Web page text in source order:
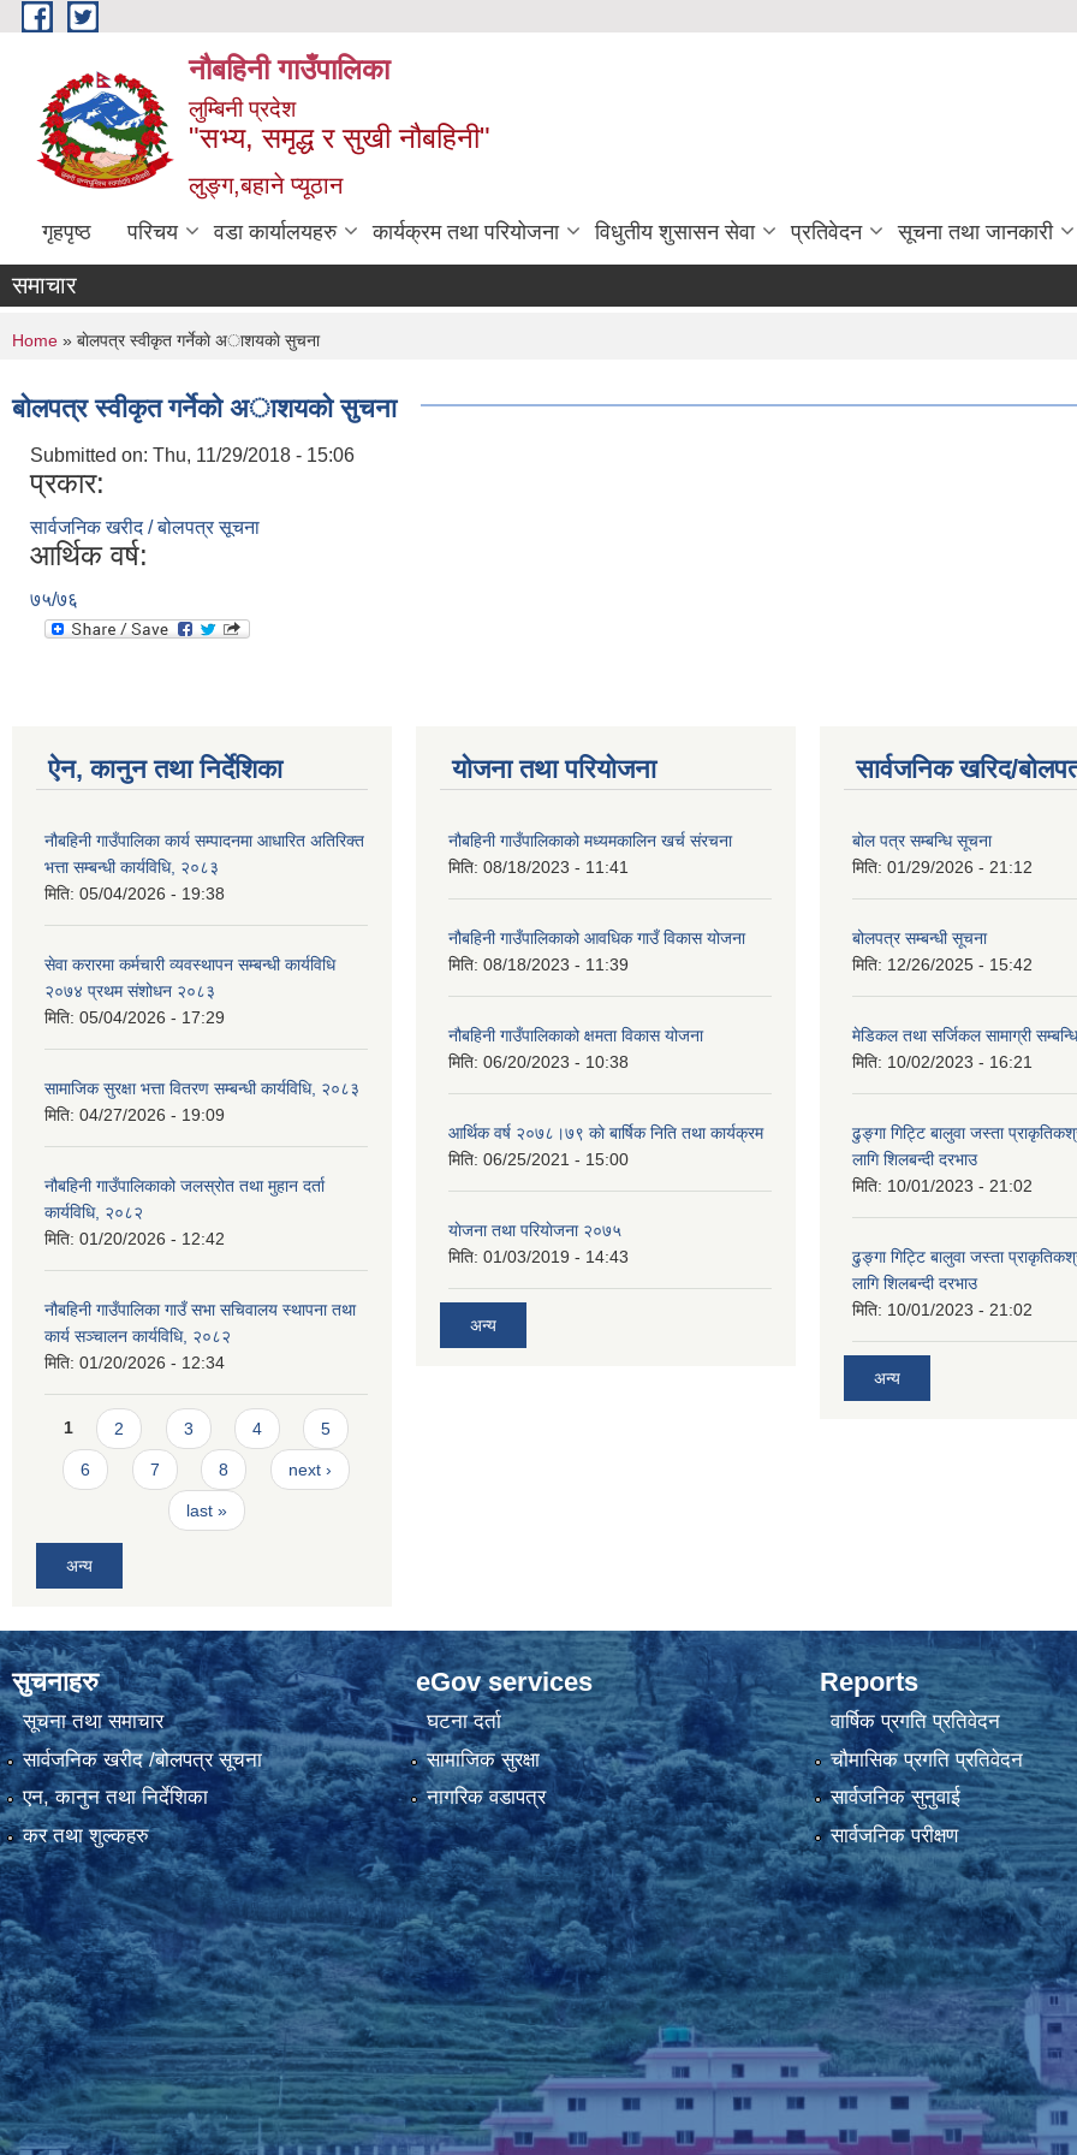
Skip to main content
नौबहिनी गाउँपालिका
लुम्बिनी प्रदेश
"सभ्य, समृद्ध र सुखी नौबहिनी"
लुङ्ग,बहाने प्यूठान
गृहपृष्ठ परिचय वडा कार्यालयहरु कार्यक्रम तथा परियोजना विधुतीय शुसासन सेवा प्रतिवेदन सूचना तथा जानकारी
समाचार
You are here
Home » बाेलपत्र स्वीकृत गर्नेकाे अाशयकाे सुचना
बाेलपत्र स्वीकृत गर्नेकाे अाशयकाे सुचना
Submitted on: Thu, 11/29/2018 - 15:06
प्रकार:
सार्वजनिक खरीद / बोलपत्र सूचना
आर्थिक वर्ष:
७५/७६
ऐन, कानुन तथा निर्देशिका
नौबहिनी गाउँपालिका कार्य सम्पादनमा आधारित अतिरिक्त
भत्ता सम्बन्धी कार्यविधि, २०८३
मिति: 05/04/2026 - 19:38
सेवा करारमा कर्मचारी व्यवस्थापन सम्बन्धी कार्यविधि
२०७४ प्रथम संशोधन २०८३
मिति: 05/04/2026 - 17:29
सामाजिक सुरक्षा भत्ता वितरण सम्बन्धी कार्यविधि, २०८३
मिति: 04/27/2026 - 19:09
नौबहिनी गाउँपालिकाको जलस्रोत तथा मुहान दर्ता
कार्यविधि, २०८२
मिति: 01/20/2026 - 12:42
नौबहिनी गाउँपालिका गाउँ सभा सचिवालय स्थापना तथा
कार्य सञ्चालन कार्यविधि, २०८२
मिति: 01/20/2026 - 12:34
Pages
1 2 3 4 5
6 7 8 next ›
last »
अन्य
योजना तथा परियोजना
नौबहिनी गाउँपालिकाको मध्यमकालिन खर्च संरचना
मिति: 08/18/2023 - 11:41
नौबहिनी गाउँपालिकाको आवधिक गाउँ विकास योजना
मिति: 08/18/2023 - 11:39
नौबहिनी गाउँपालिकाको क्षमता विकास योजना
मिति: 06/20/2023 - 10:38
आर्थिक वर्ष २०७८।७९ काे बार्षिक निति तथा कार्यक्रम
मिति: 06/25/2021 - 15:00
याेजना तथा परियाेजना २०७५
मिति: 01/03/2019 - 14:43
अन्य
सार्वजनिक खरिद/
बोल पत्र सम्बन्धि सूचना
मिति: 01/29/2026 - 21:12
बोलपत्र सम्बन्धी सूचना
मिति: 12/26/2025 - 15:42
मेडिकल तथा सर्जिकल सामाग्री
मिति: 10/02/2023 - 16:21
ढुङ्गा गिट्टि बालुवा जस्ता
लागि शिलबन्दी दरभाउ
मिति: 10/01/2023 - 21:02
ढुङ्गा गिट्टि बालुवा जस्ता
लागि शिलबन्दी दरभाउ
मिति: 10/01/2023 - 21:02
अन्य
सुचनाहरु
सूचना तथा समाचार
सार्वजनिक खरीद /बोलपत्र सूचना
एन, कानुन तथा निर्देशिका
कर तथा शुल्कहरु
eGov services
घटना दर्ता
सामाजिक सुरक्षा
नागरिक वडापत्र
Reports
वार्षिक प्रगति प्रतिवेदन
चौमासिक प्रगति प्रतिवेदन
सार्वजनिक सुनुवाई
सार्वजनिक परीक्षण